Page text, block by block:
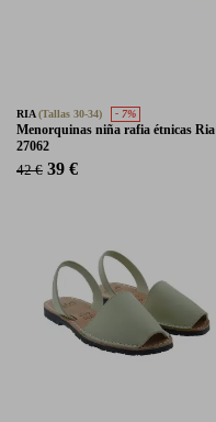
RIA(Tallas 30-34) - 7%
Menorquinas niña rafia étnicas Ria
27062
42 € 39 €